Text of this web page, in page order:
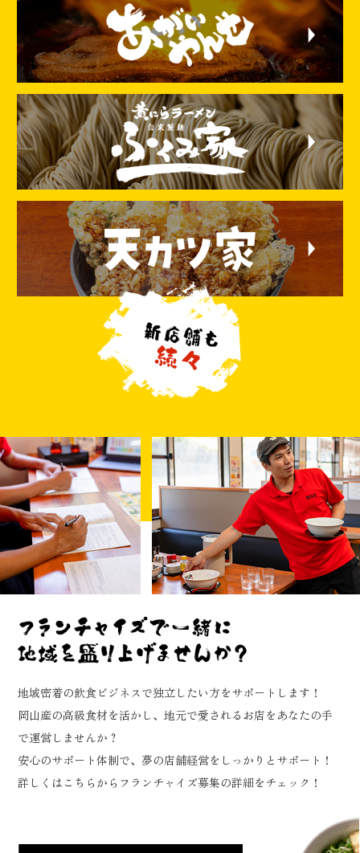
地域密着の飲食ビジネスで独立したい方をサポートします！
岡山産の高級食材を活かし、地元で愛されるお店をあなたの手
で運営しませんか？
安心のサポート体制で、夢の店舗経営をしっかりとサポート！
詳しくはこちらからフランチャイズ募集の詳細をチェック！